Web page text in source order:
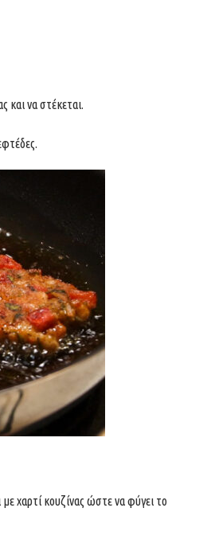
και να στέκεται.
χαρτί κουζίνας ώστε να φύγει το